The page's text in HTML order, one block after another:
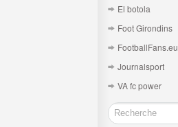
El botola
Foot Girondins
FootballFans.eu
Journalsport
VA fc power